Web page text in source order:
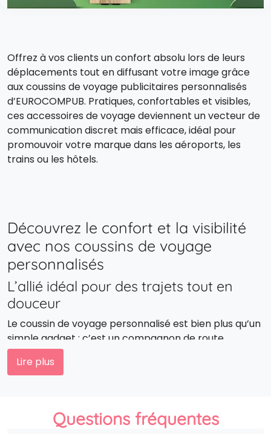
Offrez à vos clients un confort absolu lors de leurs
déplacements tout en diffusant votre image grâce
aux coussins de voyage publicitaires personnalisés
d’EUROCOMPUB. Pratiques, confortables et visibles,
ces accessoires de voyage deviennent un vecteur de
communication discret mais efficace, idéal pour
promouvoir votre marque dans les aéroports, les
trains ou les hôtels.
Découvrez le confort et la visibilité
avec nos coussins de voyage
personnalisés
L’allié idéal pour des trajets tout en
douceur
Le coussin de voyage personnalisé est bien plus qu’un
simple gadget : c’est un compagnon de route
indispensable. Ergonomique et agréable au toucher, il
assure le bien-être de vos clients en déplacement
de voyage ou entreprises soucieuses d’associer leur
marque au confort et à la qualité.
Lire plus
Questions fréquentes